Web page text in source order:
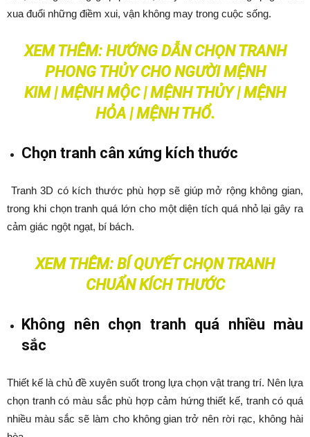
xua đuổi những điềm xui, vận không may trong cuộc sống.
XEM THÊM: HƯỚNG DẪN CHỌN TRANH
PHONG THỦY CHO NGƯỜIMỆNH
KIM|MỆNH MỘC|MỆNH THỦY|MỆNH
HỎA|MỆNH THỔ.
Chọn tranh cân xứng kích thước
Tranh 3D có kích thước phù hợp sẽ giúp mở rộng không gian,
trong khi chọn tranh quá lớn cho một diện tích quá nhỏ lại gây ra
cảm giác ngột ngạt, bí bách.
XEM THÊM: BÍ QUYẾT CHỌN TRANH
CHUẨN KÍCH THƯỚC
Không nên chọn tranh quá nhiều màu
sắc
Thiết kế là chủ đề xuyên suốt trong lựa chọn vật trang trí. Nên lựa
chọn tranh có màu sắc phù hợp cảm hứng thiết kế, tranh có quá
nhiều màu sắc sẽ làm cho không gian trở nên rời rạc, không hài